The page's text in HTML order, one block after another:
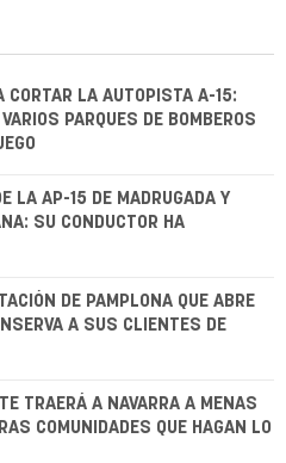
CORTAR LA AUTOPISTA A-15:
PARQUES DE BOMBEROS
LA AP-15 DE MADRUGADA Y
SU CONDUCTOR HA
DE PAMPLONA QUE ABRE
A SUS CLIENTES DE
TRAERÁ A NAVARRA A MENAS
COMUNIDADES QUE HAGAN LO